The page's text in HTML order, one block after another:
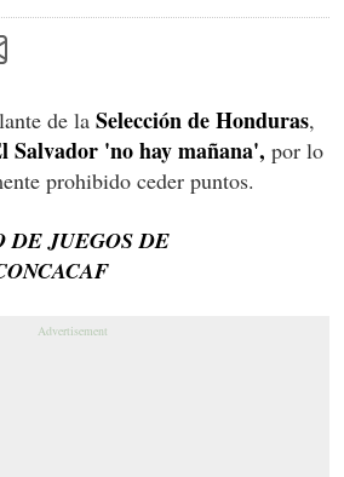
de la Selección de Honduras,
Salvador 'no hay mañana', por lo
prohibido ceder puntos.
DE JUEGOS DE